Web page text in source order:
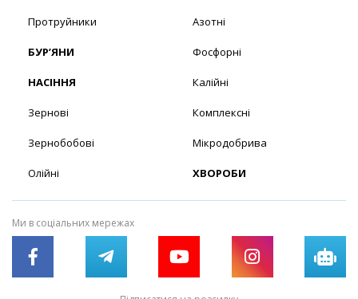
Протруйники
БУР’ЯНИ
НАСІННЯ
Зернові
Зернобобові
Олійні
Азотні
Фосфорні
Калійні
Комплексні
Мікродобрива
ХВОРОБИ
Ми в соціальних мережах